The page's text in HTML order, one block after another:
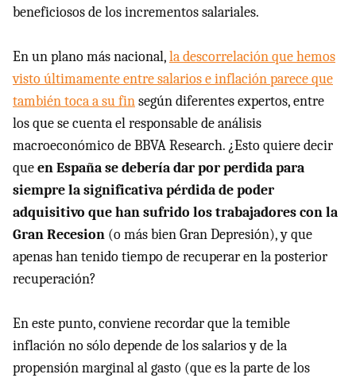
beneficiosos de los incrementos salariales.
En un plano más nacional,la descorrelación que hemos
visto últimamente entre salarios e inflación parece que
también toca a su finsegún diferentes expertos, entre
los que se cuenta el responsable de análisis
macroeconómico de BBVA Research. ¿Esto quiere decir
queen España se debería dar por perdida para
siempre la significativa pérdida de poder
adquisitivo que han sufrido los trabajadores con la
Gran Recesion (o más bien Gran Depresión), y que
apenas han tenido tiempo de recuperar en la posterior
recuperación?
En este punto, conviene recordar que la temible
inflación no sólo depende de los salarios y de la
propensión marginal al gasto (que es la parte de los